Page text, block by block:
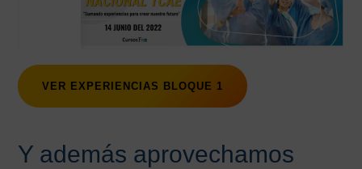
VER EXPERIENCIAS BLOQUE 1
Y además aprovechamos